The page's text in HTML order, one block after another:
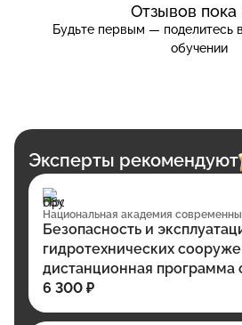
Эксперты рекомендуют
Национальная академия
Безопасность и
гидротехнических
дистанционная программа
6 300 ₽
Отзывов пока
Будьте первым — поделитесь
обучении